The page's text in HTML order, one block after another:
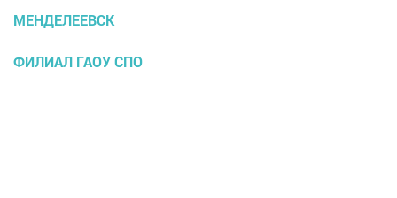
МЕНДЕЛЕЕВСК
ФИЛИАЛ ГАОУ СПО